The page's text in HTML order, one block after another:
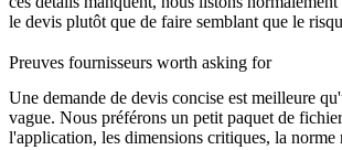
le devis plutôt que de faire semblant que le
Preuves fournisseurs worth asking for
Une demande de devis concise est meilleure
vague. Nous préférons un petit paquet de
l'application, les dimensions critiques, la norme